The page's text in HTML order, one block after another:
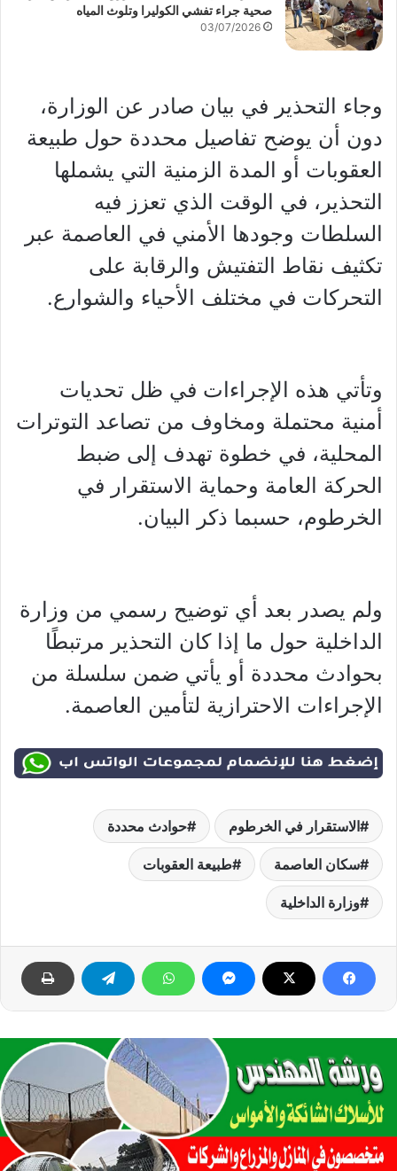
صحية جراء تفشي الكوليرا وتلوث المياه
03/07/2026
وجاء التحذير في بيان صادر عن الوزارة،
دون أن يوضح تفاصيل محددة حول طبيعة
العقوبات أو المدة الزمنية التي يشملها
التحذير، في الوقت الذي تعزز فيه
السلطات وجودها الأمني في العاصمة عبر
تكثيف نقاط التفتيش والرقابة على
التحركات في مختلف الأحياء والشوارع.
وتأتي هذه الإجراءات في ظل تحديات
أمنية محتملة ومخاوف من تصاعد التوترات
المحلية، في خطوة تهدف إلى ضبط
الحركة العامة وحماية الاستقرار في
الخرطوم، حسبما ذكر البيان.
ولم يصدر بعد أي توضيح رسمي من وزارة
الداخلية حول ما إذا كان التحذير مرتبطًا
بحوادث محددة أو يأتي ضمن سلسلة من
الإجراءات الاحترازية لتأمين العاصمة.
الاستقرار في الخرطوم حوادث محددة
سكان العاصمة طبيعة العقوبات
وزارة الداخلية